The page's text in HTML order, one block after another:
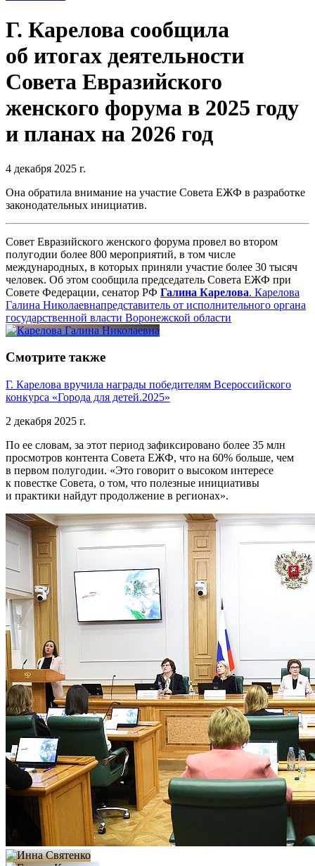
Г. Карелова сообщила
об итогах деятельности
Совета Евразийского
женского форума в 2025 году
и планах на 2026 год
4 декабря 2025 г.
Она обратила внимание на участие Совета ЕЖФ в разработке
законодательных инициатив.
Совет Евразийского женского форума провел во втором
полугодии более 800 мероприятий, в том числе
международных, в которых приняли участие более 30 тысяч
человек. Об этом сообщила председатель Совета ЕЖФ при
Совете Федерации, сенатор РФ Галина Карелова. Карелова
Галина Николаевнапредставитель от исполнительного органа
государственной власти Воронежской области
Смотрите также
Г. Карелова вручила награды победителям Всероссийского
конкурса «Города для детей.2025»
2 декабря 2025 г.
По ее словам, за этот период зафиксировано более 35 млн
просмотров контента Совета ЕЖФ, что на 60% больше, чем
в первом полугодии. «Это говорит о высоком интересе
к повестке Совета, о том, что полезные инициативы
и практики найдут продолжение в регионах».